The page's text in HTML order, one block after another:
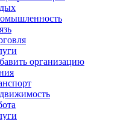
организацию